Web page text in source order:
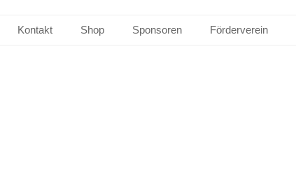
Kontakt Shop Sponsoren Förderverein